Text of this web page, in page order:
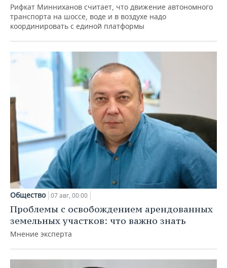
Рифкат Минниханов считает, что движение автономного
транспорта на шоссе, воде и в воздухе надо
координировать с единой платформы
Общество 07 авг, 00:00
Проблемы с освобождением арендованных
земельных участков: что важно знать
Мнение эксперта